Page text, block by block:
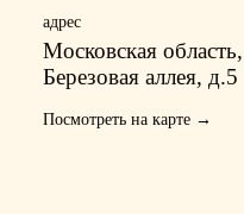
адрес
Московская
Березовая аллея, д.5
Посмотреть на карте →